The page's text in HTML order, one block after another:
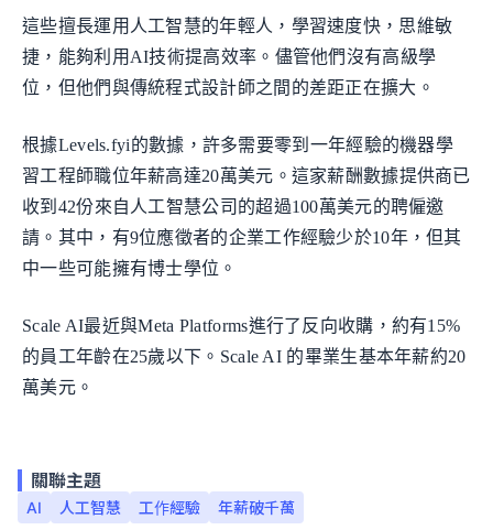
這些擅長運用人工智慧的年輕人，學習速度快，思維敏
捷，能夠利用AI技術提高效率。儘管他們沒有高級學
位，但他們與傳統程式設計師之間的差距正在擴大。
根據Levels.fyi的數據，許多需要零到一年經驗的機器學
習工程師職位年薪高達20萬美元。這家薪酬數據提供商已
收到42份來自人工智慧公司的超過100萬美元的聘僱邀
請。其中，有9位應徵者的企業工作經驗少於10年，但其
中一些可能擁有博士學位。
Scale AI最近與Meta Platforms進行了反向收購，約有15%
的員工年齡在25歲以下。Scale AI 的畢業生基本年薪約20
萬美元。
關聯主題
AI 人工智慧 工作經驗 年薪破千萬